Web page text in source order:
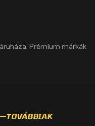
Prémium márkák
TOVÁBBIAK